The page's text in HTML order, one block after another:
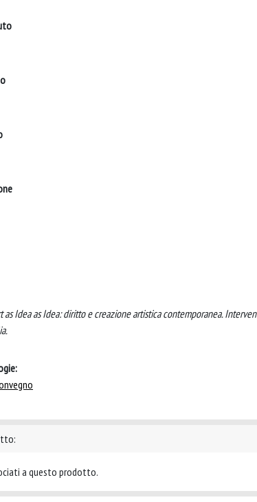
as Idea as Idea: diritto e creazione artistica contemporanea.
a questo prodotto.